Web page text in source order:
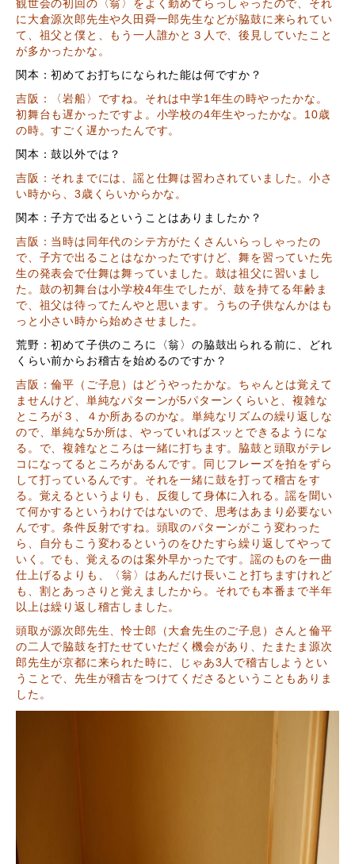
観世会の初回の〈翁〉をよく勤めてらっしゃったので、それ
に大倉源次郎先生や久田舜一郎先生などが脇鼓に来られてい
て、祖父と僕と、もう一人誰かと３人で、後見していたこと
が多かったかな。
関本：初めてお打ちになられた能は何ですか？
吉阪：〈岩船〉ですね。それは中学1年生の時やったかな。
初舞台も遅かったですよ。小学校の4年生やったかな。10歳
の時。すごく遅かったんです。
関本：鼓以外では？
吉阪：それまでには、謡と仕舞は習わされていました。小さ
い時から、3歳くらいからかな。
関本：子方で出るということはありましたか？
吉阪：当時は同年代のシテ方がたくさんいらっしゃったの
で、子方で出ることはなかったですけど、舞を習っていた先
生の発表会で仕舞は舞っていました。鼓は祖父に習いまし
た。鼓の初舞台は小学校4年生でしたが、鼓を持てる年齢ま
で、祖父は待ってたんやと思います。うちの子供なんかはも
っと小さい時から始めさせました。
荒野：初めて子供のころに〈翁〉の脇鼓出られる前に、どれ
くらい前からお稽古を始めるのですか？
吉阪：倫平（ご子息）はどうやったかな。ちゃんとは覚えて
ませんけど、単純なパターンが5パターンくらいと、複雑な
ところが３、４か所あるのかな。単純なリズムの繰り返しな
ので、単純な5か所は、やっていればスッとできるようにな
る。で、複雑なところは一緒に打ちます。脇鼓と頭取がテレ
コになってるところがあるんです。同じフレーズを拍をずら
して打っているんです。それを一緒に鼓を打って稽古をす
る。覚えるというよりも、反復して身体に入れる。謡を聞い
て何かするというわけではないので、思考はあまり必要ない
んです。条件反射ですね。頭取のパターンがこう変わった
ら、自分もこう変わるというのをひたすら繰り返してやって
いく。でも、覚えるのは案外早かったです。謡のものを一曲
仕上げるよりも、〈翁〉はあんだけ長いこと打ちますけれど
も、割とあっさりと覚えましたから。それでも本番まで半年
以上は繰り返し稽古しました。
頭取が源次郎先生、怜士郎（大倉先生のご子息）さんと倫平
の二人で脇鼓を打たせていただく機会があり、たまたま源次
郎先生が京都に来られた時に、じゃあ3人で稽古しようとい
うことで、先生が稽古をつけてくださるということもありま
した。